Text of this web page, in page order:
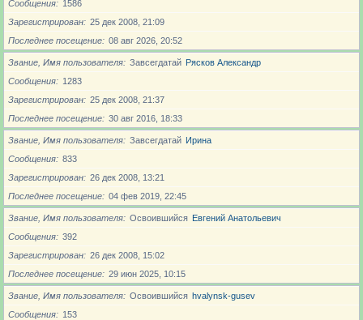
Сообщения
1586
Зарегистрирован
25 дек 2008, 21:09
Последнее посещение
08 авг 2026, 20:52
Звание, Имя пользователя Завсегдатай Рясков Александр
Сообщения
1283
Зарегистрирован
25 дек 2008, 21:37
Последнее посещение
30 авг 2016, 18:33
Звание, Имя пользователя Завсегдатай Ирина
Сообщения
833
Зарегистрирован
26 дек 2008, 13:21
Последнее посещение
04 фев 2019, 22:45
Звание, Имя пользователя Освоившийся Евгений Анатольевич
Сообщения
392
Зарегистрирован
26 дек 2008, 15:02
Последнее посещение
29 июн 2025, 10:15
Звание, Имя пользователя Освоившийся hvalynsk-gusev
Сообщения
153